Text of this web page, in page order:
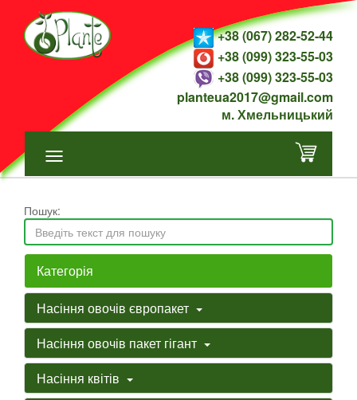
+38 (067) 282-52-44
+38 (099) 323-55-03
+38 (099) 323-55-03
planteua2017@gmail.com
м. Хмельницький
Пошук:
Категорія
Насіння овочів європакет
Насіння овочів пакет гігант
Насіння квітів